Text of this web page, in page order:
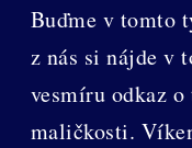
Buďme v tomto
z nás si nájde v
vesmíru odkaz o
maličkosti.